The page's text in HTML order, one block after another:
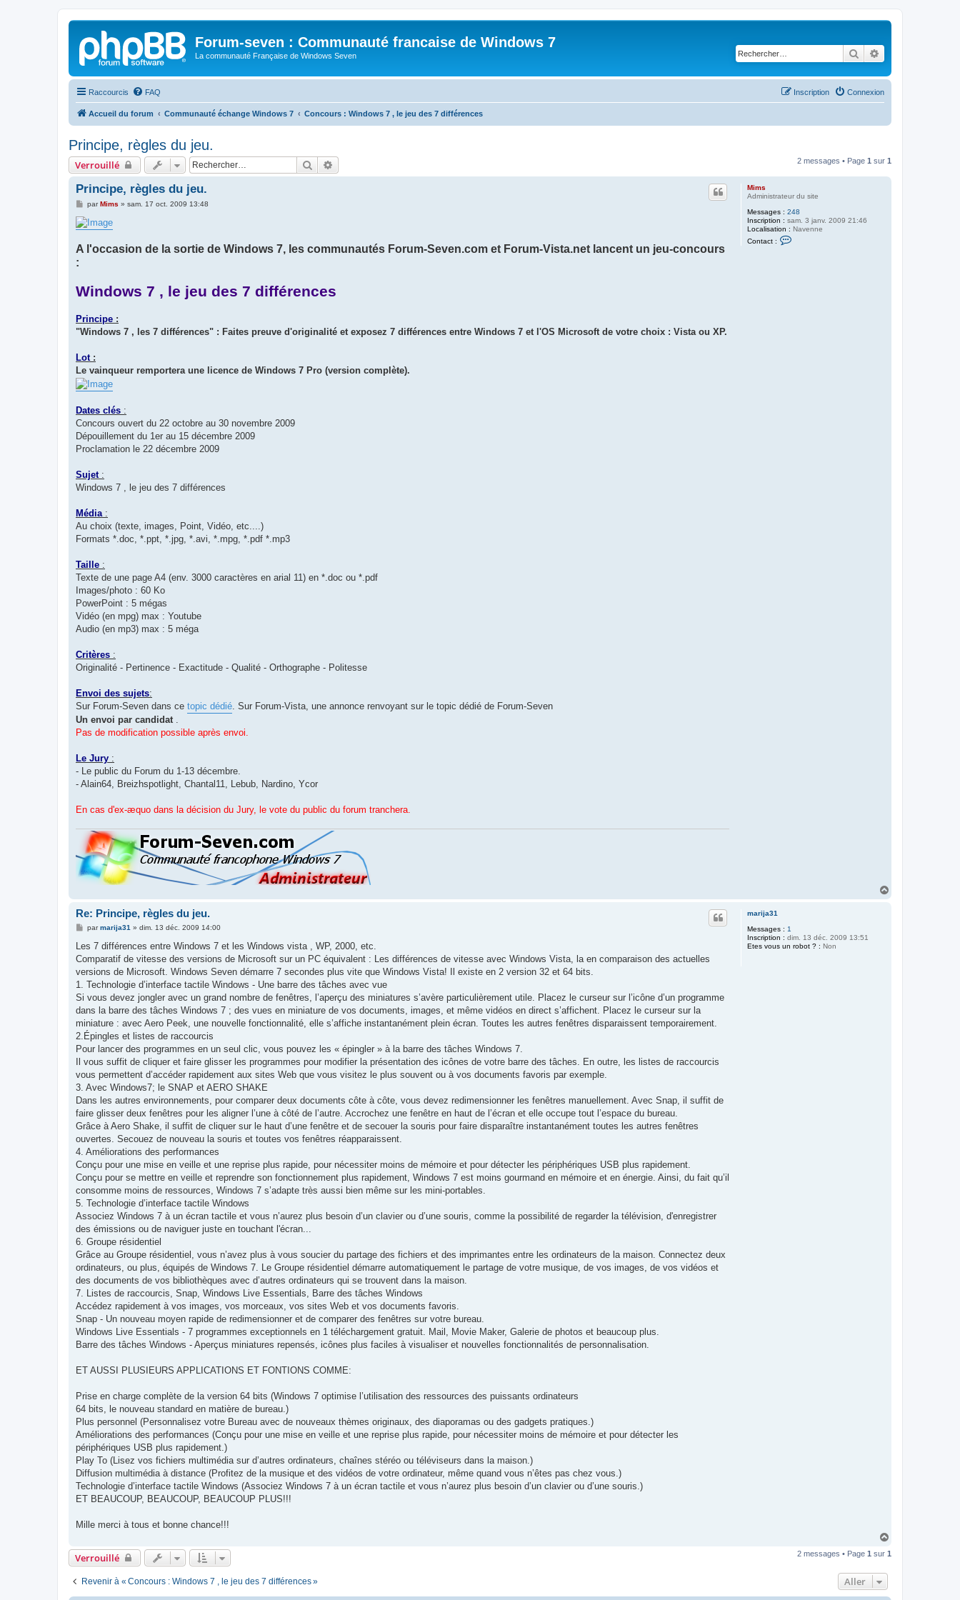
Forum-seven : Communauté francaise de Windows 7
La communauté Française de Windows Seven Rechercher
Raccourcis FAQ Connexion
Inscription
Accueil du forum Communauté échange Windows 7 Concours : Windows 7 , le jeu des 7 différences
Principe, règles du jeu.
Verrouillé Rechercher 2 messages • Page 1 sur 1
Mims
Administrateur du site
Messages : 248
Inscription : sam. 3 janv. 2009 21:46
Localisation : Navenne
Contact :
Principe, règles du jeu.
M
s
s
g
e
parMims » sam. 17 oct. 2009 13:48
A l'occasion de la sortie de Windows 7, les communautés Forum-Seven.com et Forum-Vista.net lancent un jeu-concours
:
Windows 7 , le jeu des 7 différences
Principe :
"Windows 7 , les 7 différences" : Faites preuve d'originalité et exposez 7 différences entre Windows 7 et l'OS Microsoft de votre choix : Vista ou XP.
Lot:
Le vainqueur remportera une licence de Windows 7 Pro (version complète).
Dates clés :
Concours ouvert du 22 octobre au 30 novembre 2009
Dépouillement du 1er au 15 décembre 2009
Proclamation le 22 décembre 2009
Sujet :
Windows 7 , le jeu des 7 différences
Média :
Au choix (texte, images, Point, Vidéo, etc....)
Formats *.doc, *.ppt, *.jpg, *.avi, *.mpg, *.pdf *.mp3
Taille :
Texte de une page A4 (env. 3000 caractères en arial 11) en *.doc ou *.pdf
Images/photo : 60 Ko
PowerPoint : 5 mégas
Vidéo (en mpg) max : Youtube
Audio (en mp3) max : 5 méga
Critères :
Originalité - Pertinence - Exactitude - Qualité - Orthographe - Politesse
Envoi des sujets:
Sur Forum-Seven dans ce topic dédié . Sur Forum-Vista, une annonce renvoyant sur le topic dédié de Forum-Seven
Un envoi par candidat
Pas de modification possible après envoi.
Le Jury :
- Le public du Forum du 1-13 décembre.
- Alain64, Breizhspotlight, Chantal11, Lebub, Nardino, Ycor
En cas d'ex-æquo dans la décision du Jury, le vote du public du forum tranchera.
marija31
Messages : 1
Inscription : dim. 13 déc. 2009 13:51
Etes vous un robot ? : Non
Re: Principe, règles du jeu.
M
s
a
g
parmarija31 » dim. 13 déc. 2009 14:00
Les 7 différences entre Windows 7 et les Windows vista , WP, 2000, etc.
Comparatif de vitesse des versions de Microsoft sur un PC équivalent : Les différences de vitesse avec Windows Vista, la en comparaison des actuelles
versions de Microsoft. Windows Seven démarre 7 secondes plus vite que Windows Vista! Il existe en 2 version 32 et 64 bits.
1. Technologie d’interface tactile Windows - Une barre des tâches avec vue
Si vous devez jongler avec un grand nombre de fenêtres, l’aperçu des miniatures s’avère particulièrement utile. Placez le curseur sur l’icône d’un programme
dans la barre des tâches Windows 7 ; des vues en miniature de vos documents, images, et même vidéos en direct s’affichent. Placez le curseur sur la
miniature : avec Aero Peek, une nouvelle fonctionnalité, elle s’affiche instantanément plein écran. Toutes les autres fenêtres disparaissent temporairement.
2.Épingles et listes de raccourcis
Pour lancer des programmes en un seul clic, vous pouvez les « épingler » à la barre des tâches Windows 7.
Il vous suffit de cliquer et faire glisser les programmes pour modifier la présentation des icônes de votre barre des tâches. En outre, les listes de raccourcis
vous permettent d’accéder rapidement aux sites Web que vous visitez le plus souvent ou à vos documents favoris par exemple.
3. Avec Windows7; le SNAP et AERO SHAKE
Dans les autres environnements, pour comparer deux documents côte à côte, vous devez redimensionner les fenêtres manuellement. Avec Snap, il suffit de
faire glisser deux fenêtres pour les aligner l’une à côté de l’autre. Accrochez une fenêtre en haut de l’écran et elle occupe tout l’espace du bureau.
Grâce à Aero Shake, il suffit de cliquer sur le haut d’une fenêtre et de secouer la souris pour faire disparaître instantanément toutes les autres fenêtres
ouvertes. Secouez de nouveau la souris et toutes vos fenêtres réapparaissent.
4. Améliorations des performances
Conçu pour une mise en veille et une reprise plus rapide, pour nécessiter moins de mémoire et pour détecter les périphériques USB plus rapidement.
Conçu pour se mettre en veille et reprendre son fonctionnement plus rapidement, Windows 7 est moins gourmand en mémoire et en énergie. Ainsi, du fait qu’il
consomme moins de ressources, Windows 7 s’adapte très aussi bien même sur les mini-portables.
5. Technologie d’interface tactile Windows
Associez Windows 7 à un écran tactile et vous n’aurez plus besoin d’un clavier ou d’une souris, comme la possibilité de regarder la télévision, d'enregistrer
des émissions ou de naviguer juste en touchant l'écran...
6. Groupe résidentiel
Grâce au Groupe résidentiel, vous n’avez plus à vous soucier du partage des fichiers et des imprimantes entre les ordinateurs de la maison. Connectez deux
ordinateurs, ou plus, équipés de Windows 7. Le Groupe résidentiel démarre automatiquement le partage de votre musique, de vos images, de vos vidéos et
des documents de vos bibliothèques avec d’autres ordinateurs qui se trouvent dans la maison.
7. Listes de raccourcis, Snap, Windows Live Essentials, Barre des tâches Windows
Accédez rapidement à vos images, vos morceaux, vos sites Web et vos documents favoris.
Snap - Un nouveau moyen rapide de redimensionner et de comparer des fenêtres sur votre bureau.
Windows Live Essentials - 7 programmes exceptionnels en 1 téléchargement gratuit. Mail, Movie Maker, Galerie de photos et beaucoup plus.
Barre des tâches Windows - Aperçus miniatures repensés, icônes plus faciles à visualiser et nouvelles fonctionnalités de personnalisation.
ET AUSSI PLUSIEURS APPLICATIONS ET FONTIONS COMME:
Prise en charge complète de la version 64 bits (Windows 7 optimise l’utilisation des ressources des puissants ordinateurs
64 bits, le nouveau standard en matière de bureau.)
Plus personnel (Personnalisez votre Bureau avec de nouveaux thèmes originaux, des diaporamas ou des gadgets pratiques.)
Améliorations des performances (Conçu pour une mise en veille et une reprise plus rapide, pour nécessiter moins de mémoire et pour détecter les
périphériques USB plus rapidement.)
Play To (Lisez vos fichiers multimédia sur d’autres ordinateurs, chaînes stéréo ou téléviseurs dans la maison.)
Diffusion multimédia à distance (Profitez de la musique et des vidéos de votre ordinateur, même quand vous n’êtes pas chez vous.)
Technologie d’interface tactile Windows (Associez Windows 7 à un écran tactile et vous n’aurez plus besoin d’un clavier ou d’une souris.)
ET BEAUCOUP, BEAUCOUP, BEAUCOUP PLUS!!!
Mille merci à tous et bonne chance!!!
u
Verrouillé 2 messages • Page 1 sur 1
Revenir à « Concours : Windows 7 , le jeu des 7 différences » Aller